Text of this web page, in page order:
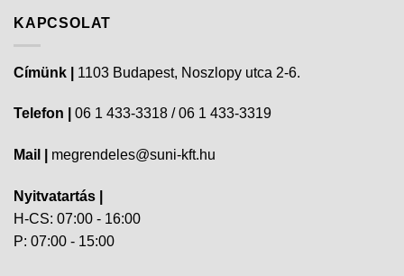
KAPCSOLAT
Címünk | 1103 Budapest, Noszlopy utca 2-6.
Telefon | 06 1 433-3318 / 06 1 433-3319
Mail | megrendeles@suni-kft.hu
Nyitvatartás |
H-CS: 07:00 - 16:00
P: 07:00 - 15:00